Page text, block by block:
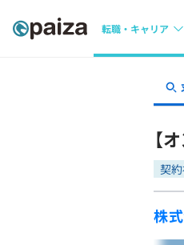
転職・キャリア
転職成功ガイド
転職エージェン
【
契
株